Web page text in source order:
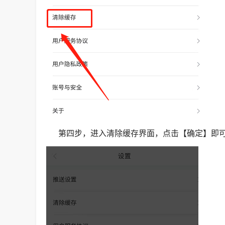
第四步，进入清除缓存界面，点击【确定】即